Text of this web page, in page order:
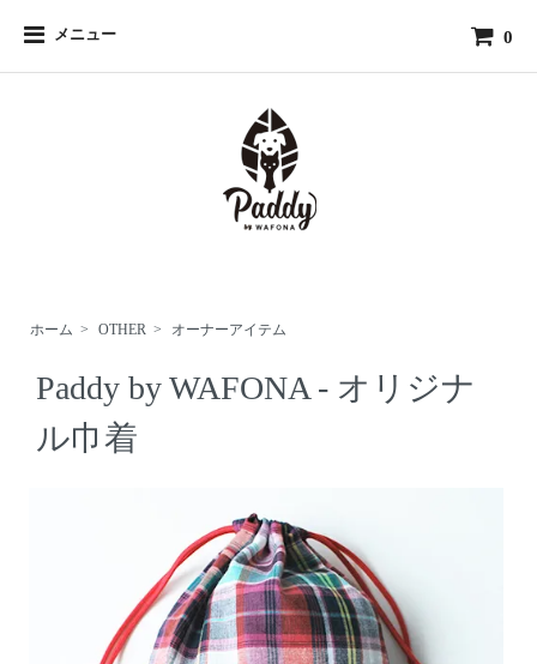
メニュー 0
ホーム > OTHER > オーナーアイテム
Paddy by WAFONA - オリジナ
ル巾着